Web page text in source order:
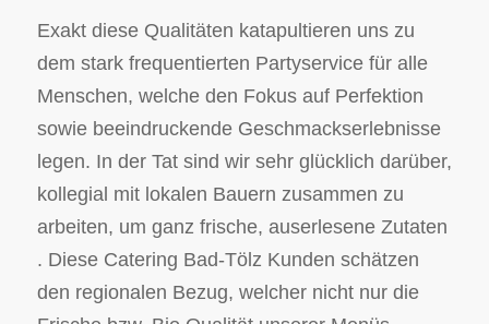
Exakt diese Qualitäten katapultieren uns zu
dem stark frequentierten Partyservice für alle
Menschen, welche den Fokus auf Perfektion
sowie beeindruckende Geschmackserlebnisse
legen. In der Tat sind wir sehr glücklich darüber,
kollegial mit lokalen Bauern zusammen zu
arbeiten, um ganz frische, auserlesene Zutaten
. Diese Catering Bad-Tölz Kunden schätzen
den regionalen Bezug, welcher nicht nur die